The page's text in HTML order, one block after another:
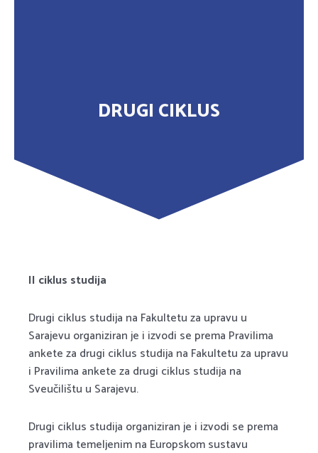
DRUGI CIKLUS
II ciklus studija
Drugi ciklus studija na Fakultetu za upravu u
Sarajevu organiziran je i izvodi se prema Pravilima
ankete za drugi ciklus studija na Fakultetu za upravu
i Pravilima ankete za drugi ciklus studija na
Sveučilištu u Sarajevu.
Drugi ciklus studija organiziran je i izvodi se prema
pravilima temeljenim na Europskom sustavu